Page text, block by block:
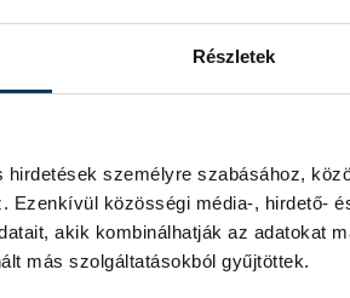
Részletek
hirdetések személyre szabásához,
Ezenkívül közösségi média-, hirdető-
akik kombinálhatják az adatokat
más szolgáltatásokból gyűjtöttek.